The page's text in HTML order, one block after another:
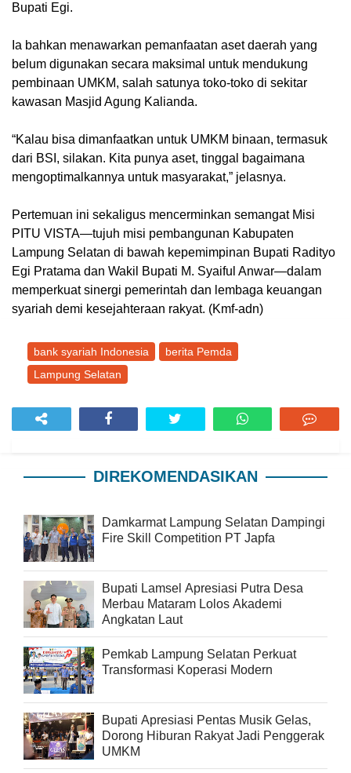
Bupati Egi.
Ia bahkan menawarkan pemanfaatan aset daerah yang
belum digunakan secara maksimal untuk mendukung
pembinaan UMKM, salah satunya toko-toko di sekitar
kawasan Masjid Agung Kalianda.
“Kalau bisa dimanfaatkan untuk UMKM binaan, termasuk
dari BSI, silakan. Kita punya aset, tinggal bagaimana
mengoptimalkannya untuk masyarakat,” jelasnya.
Pertemuan ini sekaligus mencerminkan semangat Misi
PITU VISTA—tujuh misi pembangunan Kabupaten
Lampung Selatan di bawah kepemimpinan Bupati Radityo
Egi Pratama dan Wakil Bupati M. Syaiful Anwar—dalam
memperkuat sinergi pemerintah dan lembaga keuangan
syariah demi kesejahteraan rakyat. (Kmf-adn)
bank syariah Indonesia
berita Pemda
Lampung Selatan
DIREKOMENDASIKAN
Damkarmat Lampung Selatan Dampingi
Fire Skill Competition PT Japfa
Bupati Lamsel Apresiasi Putra Desa
Merbau Mataram Lolos Akademi
Angkatan Laut
Pemkab Lampung Selatan Perkuat
Transformasi Koperasi Modern
Bupati Apresiasi Pentas Musik Gelas,
Dorong Hiburan Rakyat Jadi Penggerak
UMKM